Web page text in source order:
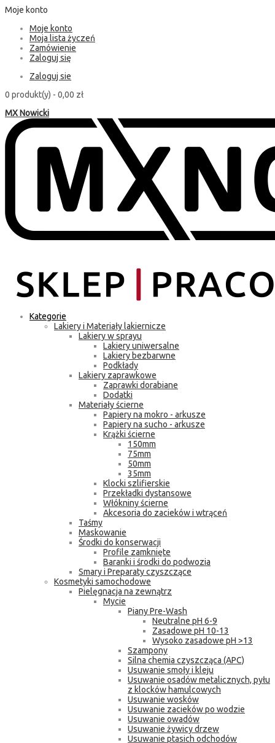
Moje konto
Moje konto
Moja lista życzeń
Zamówienie
Zaloguj się
Zaloguj sie
0 produkt(y) - 0,00 zł
MX Nowicki
Kategorie
Lakiery i Materiały lakiernicze
Lakiery w sprayu
Lakiery uniwersalne
Lakiery bezbarwne
Podkłady
Lakiery zaprawkowe
Zaprawki dorabiane
Dodatki
Materiały ścierne
Papiery na mokro - arkusze
Papiery na sucho - arkusze
Krążki ścierne
150mm
75mm
50mm
35mm
Klocki szlifierskie
Przekładki dystansowe
Włókniny ścierne
Akcesoria do zacieków i wtrąceń
Taśmy
Maskowanie
Środki do konserwacji
Profile zamknięte
Baranki i środki do podwozia
Smary i Preparaty czyszczące
Kosmetyki samochodowe
Pielęgnacja na zewnątrz
Mycie
Piany Pre-Wash
Neutralne pH 6-9
Zasadowe pH 10-13
Wysoko zasadowe pH >13
Szampony
Silna chemia czyszcząca (APC)
Usuwanie smoły i kleju
Usuwanie osadów metalicznych, pyłu
z klocków hamulcowych
Usuwanie wosków
Usuwanie zacieków po wodzie
Usuwanie owadów
Usuwanie żywicy drzew
Usuwanie ptasich odchodów